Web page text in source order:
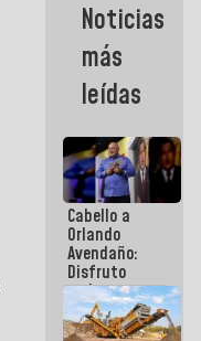
emprendedores
afectados
por
terremotos
Noticias
más
leídas
Cabello a
Orlando
Avendaño:
Disfruto
cada vez
que escribes
porque lo